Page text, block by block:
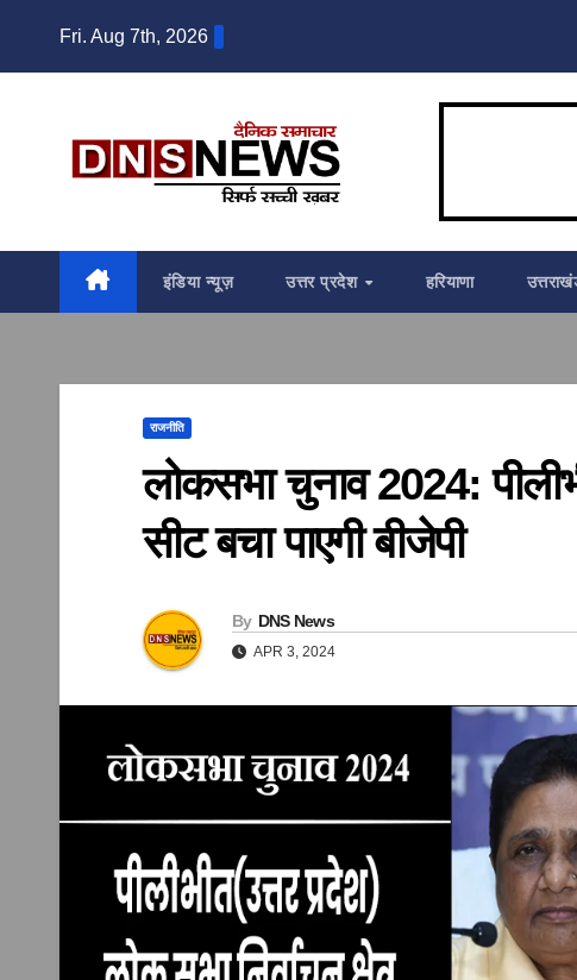
Fri. Aug 7th, 2026
इंडिया न्यूज़ उत्तर प्रदेश हरियाणा
राजनीति
लोकसभा चुनाव 2024:
सीट बचा पाएगी बीजेपी
By DNS News
APR 3, 2024